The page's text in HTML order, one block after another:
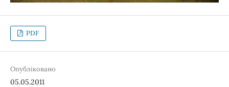
PDF
Опубліковано
05.05.2011